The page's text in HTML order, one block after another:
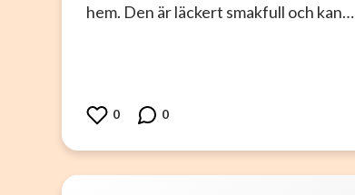
hem. Den är läckert smakfull och kan…
0 0